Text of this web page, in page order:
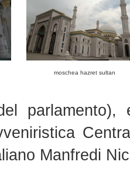
moschea hazret sultan
Manfredi